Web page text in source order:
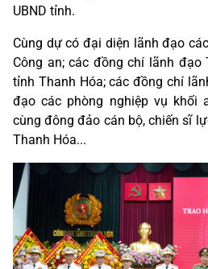
UBND tỉnh.
Cùng dự có đại diện lãnh đạo
Công an; các đồng chí lãnh đạo
tỉnh Thanh Hóa; các đồng chí
đạo các phòng nghiệp vụ khối
cùng đông đảo cán bộ, chiến sĩ
Thanh Hóa...